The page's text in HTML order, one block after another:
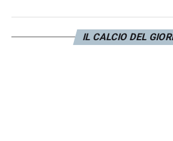
LA PLAYLIST DELLE
IL CALCIO DEL